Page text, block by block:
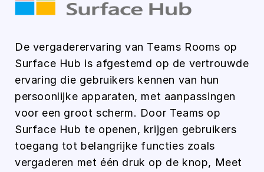
De vergaderervaring van Teams Rooms op
Surface Hub is afgestemd op de vertrouwde
ervaring die gebruikers kennen van hun
persoonlijke apparaten, met aanpassingen
voor een groot scherm. Door Teams op
Surface Hub te openen, krijgen gebruikers
toegang tot belangrijke functies zoals
vergaderen met één druk op de knop, Meet